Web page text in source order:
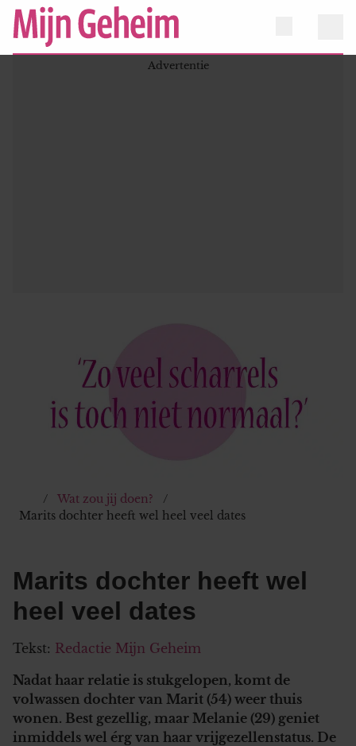
Wat zou jij doen?
Marits dochter heeft wel heel veel dates
Marits dochter heeft wel
heel veel dates
Tekst: Redactie Mijn Geheim
Nadat haar relatie is stukgelopen, komt de
volwassen dochter van Marit (54) weer thuis
wonen. Best gezellig, maar Melanie (29) geniet
inmiddels wel érg van haar vrijgezellenstatus. De